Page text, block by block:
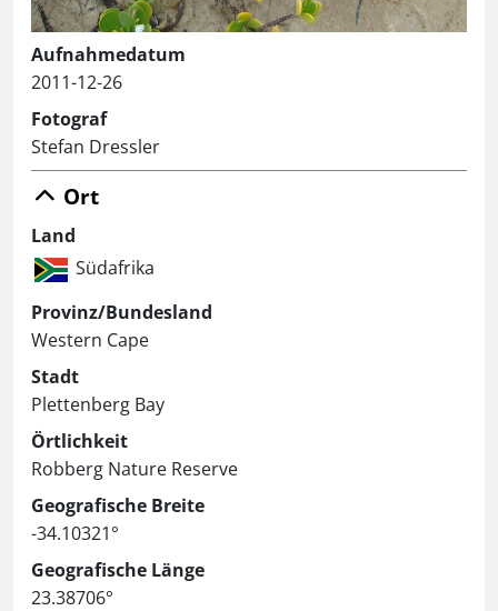
Aufnahmedatum
2011-12-26
Fotograf
Stefan Dressler
Ort
Land
Südafrika
Provinz/Bundesland
Western Cape
Stadt
Plettenberg Bay
Örtlichkeit
Robberg Nature Reserve
Geografische Breite
-34.10321°
Geografische Länge
23.38706°